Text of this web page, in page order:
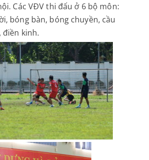
Các VĐV thi đấu ở 6 bộ môn:
bóng bàn, bóng chuyền, cầu
điền kinh.